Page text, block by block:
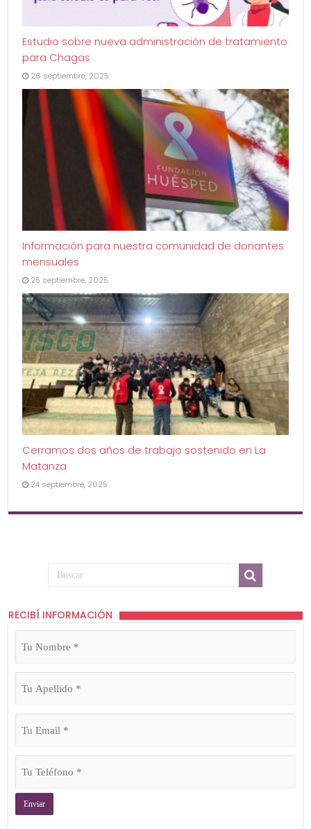
Estudio sobre nueva administración de tratamiento
para Chagas
26 septiembre, 2025
Información para nuestra comunidad de donantes
mensuales
25 septiembre, 2025
Cerramos dos años de trabajo sostenido en La
Matanza
24 septiembre, 2025
RECIBÍ INFORMACIÓN
Tu
Nombre
Tu
Apellido
Tu
Email
Tu
Teléfono